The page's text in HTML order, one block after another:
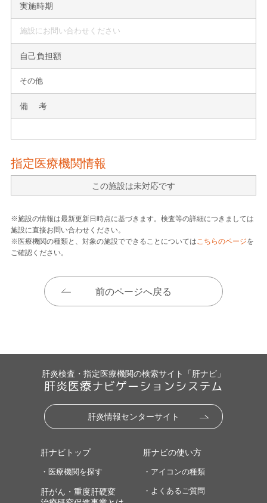
実施時期
施設にお問い合わせください
自己負担額
その他
備 考
指定医療機関情報
この施設は未対応です
※施設の情報は最新更新日時点に基づきます。検査等の詳細につきましては
施設に直接お問い合わせください。
※医療機関の種類と、対象の施設でできることについてはこちらのページを
ご確認ください。
前のページへ戻る
肝炎検査・指定医療機関の検索サイト「肝ナビ」
肝炎医療ナビゲーションシステム
肝炎情報センターサイト
肝ナビトップ
・医療機関を探す
肝がん・重度肝硬変
肝ナビの使い方
・アイコンの種類
・よくあるご質問